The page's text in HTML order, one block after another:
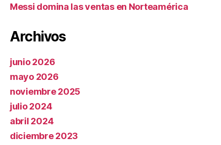
Messi domina las ventas en Norteamérica
Archivos
junio 2026
mayo 2026
noviembre 2025
julio 2024
abril 2024
diciembre 2023